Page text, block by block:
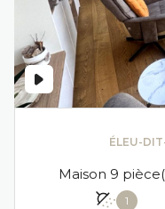
ÉLEU-
1